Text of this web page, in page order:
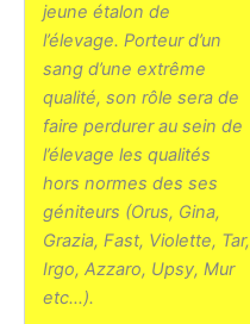
jeune étalon de
l’élevage. Porteur d’un
sang d’une extrême
qualité, son rôle sera de
faire perdurer au sein de
l’élevage les qualités
hors normes des ses
géniteurs (Orus, Gina,
Grazia, Fast, Violette, Tar,
Irgo, Azzaro, Upsy, Mur
etc…).